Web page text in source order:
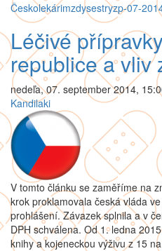
Českolekárimzdysestryzp-07-
Léčivé
republice a vliv
nedeľa, 07. september 2014,
Kandilaki
V tomto článku se zaměříme na
krok proklamovala česká vláda
prohlášení. Závazek splnila a v
DPH schválena. Od 1. ledna
knihy a kojeneckou výživu z 15